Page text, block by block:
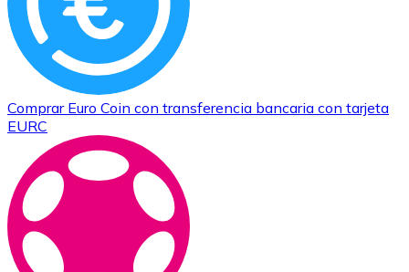
Comprar Euro Coin con transferencia bancaria con tarjeta
EURC